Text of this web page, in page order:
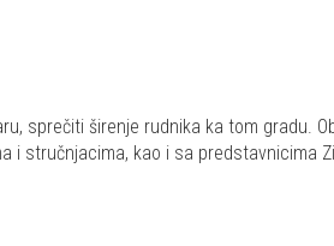
sprečiti širenje rudnika ka tom gradu.
i stručnjacima, kao i sa predstavnicima